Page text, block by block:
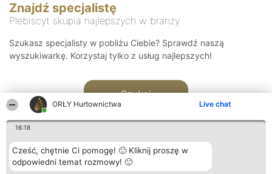
ORŁY Hurtownictwa Live chat
16:18
Cześć, chętnie Ci pomogę! 🙂 Kliknij proszę w
odpowiedni temat rozmowy! 🙂
Znajdź specjalistę
Plebiscyt skupia najlepszych w branży
Szukasz specjalisty w pobliżu Ciebie? Sprawdź naszą
wyszukiwarkę. Korzystaj tylko z usług najlepszych!
Szukaj